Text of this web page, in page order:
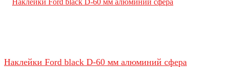
Наклейки Ford black D-60 мм алюминий сфера